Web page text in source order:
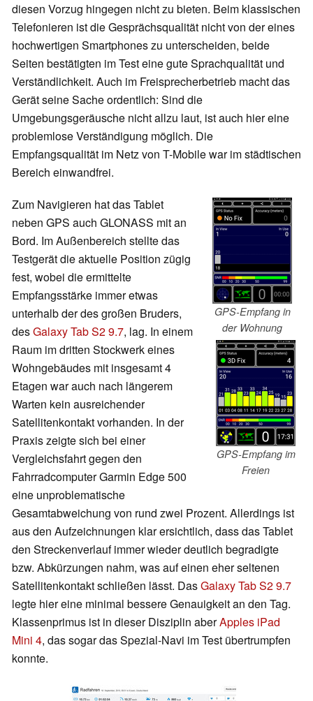
diesen Vorzug hingegen nicht zu bieten. Beim klassischen
Telefonieren ist die Gesprächsqualität nicht von der eines
hochwertigen Smartphones zu unterscheiden, beide
Seiten bestätigten im Test eine gute Sprachqualität und
Verständlichkeit. Auch im Freisprecherbetrieb macht das
Gerät seine Sache ordentlich: Sind die
Umgebungsgeräusche nicht allzu laut, ist auch hier eine
problemlose Verständigung möglich. Die
Empfangsqualität im Netz von T-Mobile war im städtischen
Bereich einwandfrei.
GPS-Empfang in
der Wohnung
GPS-Empfang im
Freien
Zum Navigieren hat das Tablet
neben GPS auch GLONASS mit an
Bord. Im Außenbereich stellte das
Testgerät die aktuelle Position zügig
fest, wobei die ermittelte
Empfangsstärke immer etwas
unterhalb der des großen Bruders,
desGalaxy Tab S2 9.7, lag. In einem
Raum im dritten Stockwerk eines
Wohngebäudes mit insgesamt 4
Etagen war auch nach längerem
Warten kein ausreichender
Satellitenkontakt vorhanden. In der
Praxis zeigte sich bei einer
Vergleichsfahrt gegen den
Fahrradcomputer Garmin Edge 500
eine unproblematische
Gesamtabweichung von rund zwei Prozent. Allerdings ist
aus den Aufzeichnungen klar ersichtlich, dass das Tablet
den Streckenverlauf immer wieder deutlich begradigte
bzw. Abkürzungen nahm, was auf einen eher seltenen
Satellitenkontakt schließen lässt. DasGalaxy Tab S2 9.7
legte hier eine minimal bessere Genauigkeit an den Tag.
Klassenprimus ist in dieser Disziplin aberApples iPad
Mini 4, das sogar das Spezial-Navi im Test übertrumpfen
konnte.